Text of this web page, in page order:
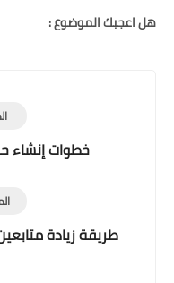
هل اعجبك الموضوع :
خطوات إنشاء
طريقة زيادة